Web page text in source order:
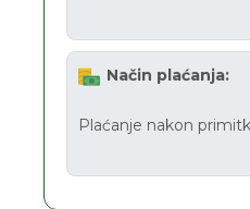
Način plaćanja:
Plaćanje nakon